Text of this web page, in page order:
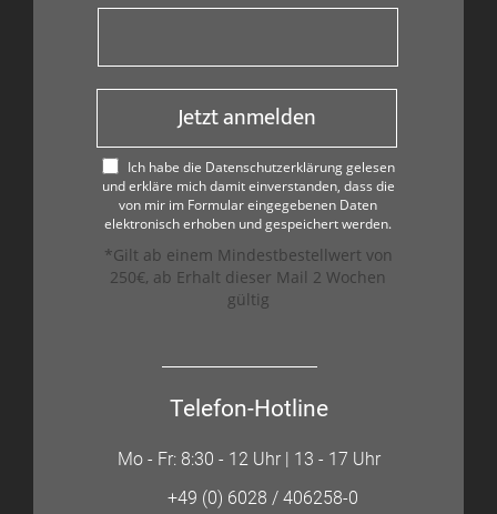
Jetzt anmelden
Ich habe die Datenschutzerklärung gelesen
und erkläre mich damit einverstanden, dass die
von mir im Formular eingegebenen Daten
elektronisch erhoben und gespeichert werden.
*Gilt ab einem Mindestbestellwert von
250€, ab Erhalt dieser Mail 2 Wochen
gültig
Telefon-Hotline
Mo - Fr: 8:30 - 12 Uhr | 13 - 17 Uhr
+49 (0) 6028 / 406258-0